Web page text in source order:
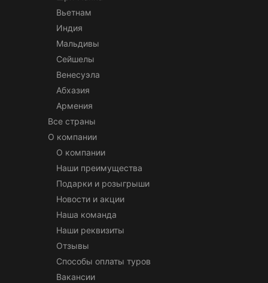
Вьетнам
Индия
Мальдивы
Сейшелы
Венесуэла
Абхазия
Армения
Все страны
О компании
О компании
Наши преимущества
Подарки и розыгрыши
Новости и акции
Наша команда
Наши реквизиты
Отзывы
Способы оплаты туров
Вакансии